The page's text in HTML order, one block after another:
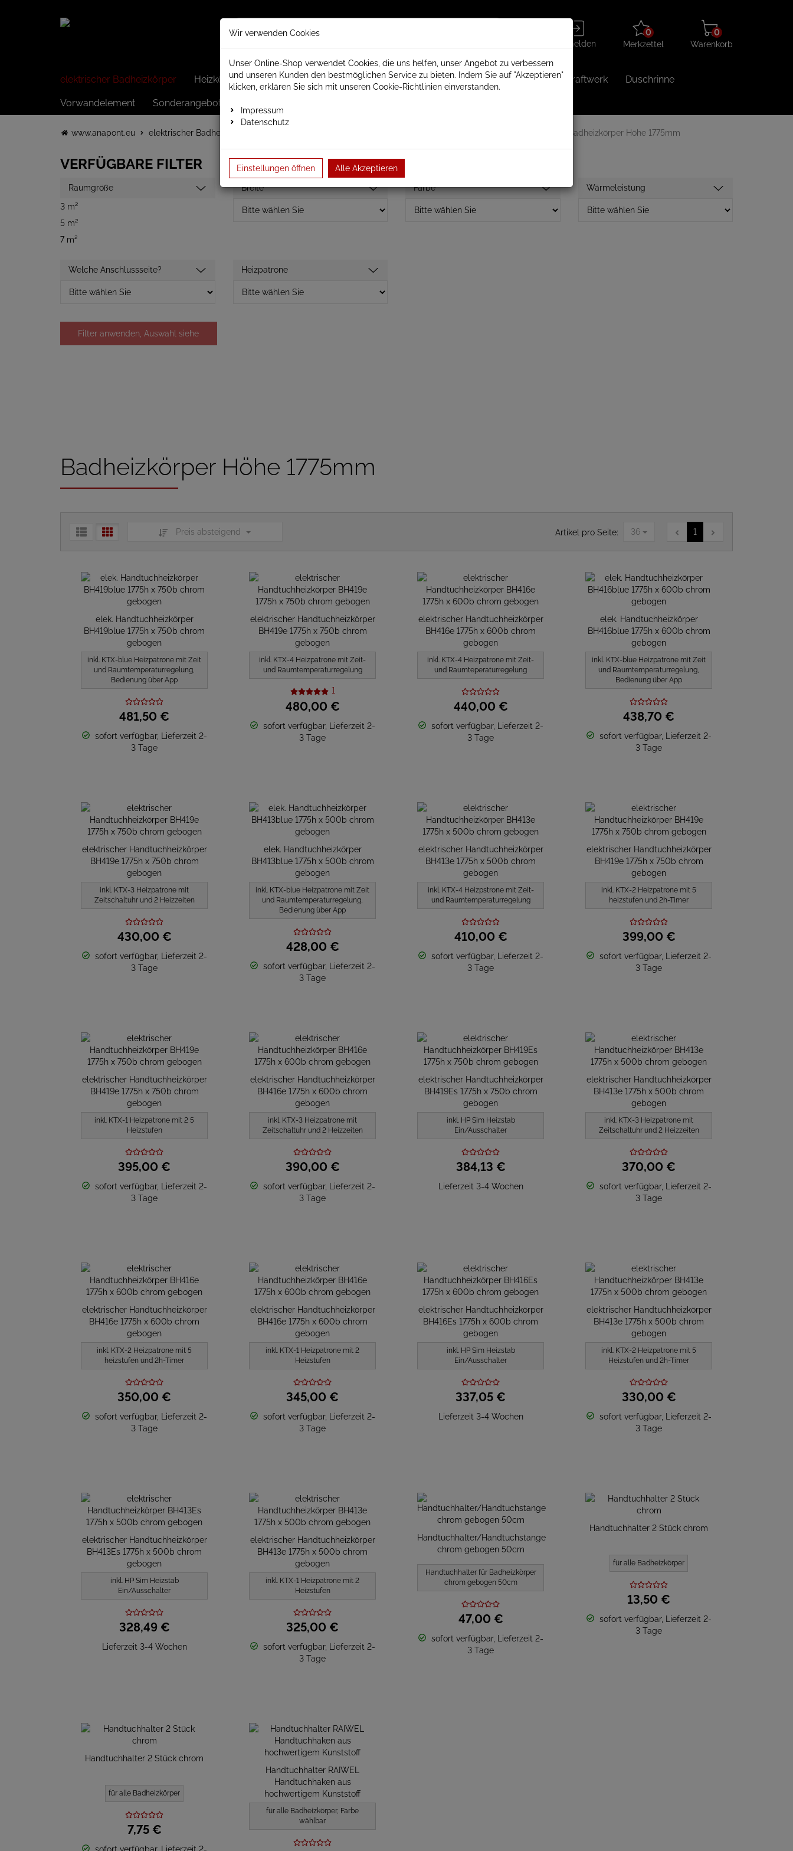
Anmelden
Anmelden
Merkzettel
aufklappen
0
Merkzettel
Warenkorb
aufklappen
0
Warenkorb
elektrischer Badheizkörper Heizkörper elektrisch Schamotte Badheizkörper Heizkörperzubehör Balkonkraftwerk Duschrinne
Vorwandelement Sonderangebote
www.anapont.eu elektrischer Badheizkörper Badheizkörper Höhe 1775mm
VERFÜGBARE FILTER
Raumgröße
3 m²
5 m²
7 m²
Breite Farbe Wärmeleistung
Welche Anschlussseite? Heizpatrone
Filter anwenden, Auswahl siehe
Badheizkörper Höhe 1775mm
Preis absteigend Artikel pro Seite: 36 1
elek. Handtuchheizkörper
BH419blue 1775h x 750b chrom
gebogen
inkl. KTX-blue Heizpatrone mit Zeit
und Raumtemperaturregelung,
Bedienung über App
481,50 €
sofort verfügbar, Lieferzeit 2-
3 Tage
elektrischer Handtuchheizkörper
BH419e 1775h x 750b chrom
gebogen
inkl. KTX-4 Heizpatrone mit Zeit-
und Raumtemperaturregelung
1
480,00 €
sofort verfügbar, Lieferzeit 2-
3 Tage
elektrischer Handtuchheizkörper
BH416e 1775h x 600b chrom
gebogen
inkl. KTX-4 Heizpatrone mit Zeit-
und Raumteperaturregelung
440,00 €
sofort verfügbar, Lieferzeit 2-
3 Tage
elek. Handtuchheizkörper
BH416blue 1775h x 600b chrom
gebogen
inkl. KTX-blue Heizpatrone mit Zeit
und Raumtemperaturregelung,
Bedienung über App
438,70 €
sofort verfügbar, Lieferzeit 2-
3 Tage
elektrischer Handtuchheizkörper
BH419e 1775h x 750b chrom
gebogen
inkl. KTX-3 Heizpatrone mit
Zeitschaltuhr und 2 Heizzeiten
430,00 €
sofort verfügbar, Lieferzeit 2-
3 Tage
elek. Handtuchheizkörper
BH413blue 1775h x 500b chrom
gebogen
inkl. KTX-blue Heizpatrone mit Zeit
und Raumtemperaturregelung,
Bedienung über App
428,00 €
sofort verfügbar, Lieferzeit 2-
3 Tage
elektrischer Handtuchheizkörper
BH413e 1775h x 500b chrom
gebogen
inkl. KTX-4 Heizpstrone mit Zeit-
und Raumtemperaturregelung
410,00 €
sofort verfügbar, Lieferzeit 2-
3 Tage
elektrischer Handtuchheizkörper
BH419e 1775h x 750b chrom
gebogen
inkl. KTX-2 Heizpatrone mit 5
heizstufen und 2h-Timer
399,00 €
sofort verfügbar, Lieferzeit 2-
3 Tage
elektrischer Handtuchheizkörper
BH419e 1775h x 750b chrom
gebogen
inkl. KTX-1 Heizpatrone mit 2 5
Heizstufen
395,00 €
sofort verfügbar, Lieferzeit 2-
3 Tage
elektrischer Handtuchheizkörper
BH416e 1775h x 600b chrom
gebogen
inkl. KTX-3 Heizpatrone mit
Zeitschaltuhr und 2 Heizzeiten
390,00 €
sofort verfügbar, Lieferzeit 2-
3 Tage
elektrischer Handtuchheizkörper
BH419Es 1775h x 750b chrom
gebogen
inkl. HP Sim Heizstab
Ein/Ausschalter
384,13 €
Lieferzeit 3-4 Wochen
elektrischer Handtuchheizkörper
BH413e 1775h x 500b chrom
gebogen
inkl. KTX-3 Heizpatrone mit
Zeitschaltuhr und 2 Heizzeiten
370,00 €
sofort verfügbar, Lieferzeit 2-
3 Tage
elektrischer Handtuchheizkörper
BH416e 1775h x 600b chrom
gebogen
inkl. KTX-2 Heizpatrone mit 5
heizstufen und 2h-Timer
350,00 €
sofort verfügbar, Lieferzeit 2-
3 Tage
elektrischer Handtuchheizkörper
BH416e 1775h x 600b chrom
gebogen
inkl. KTX-1 Heizpatrone mit 2
Heizstufen
345,00 €
sofort verfügbar, Lieferzeit 2-
3 Tage
elektrischer Handtuchheizkörper
BH416Es 1775h x 600b chrom
gebogen
inkl. HP Sim Heizstab
Ein/Ausschalter
337,05 €
Lieferzeit 3-4 Wochen
elektrischer Handtuchheizkörper
BH413e 1775h x 500b chrom
gebogen
inkl. KTX-2 Heizpatrone mit 5
Heizstufen und 2h-Timer
330,00 €
sofort verfügbar, Lieferzeit 2-
3 Tage
elektrischer Handtuchheizkörper
BH413Es 1775h x 500b chrom
gebogen
inkl. HP Sim Heizstab
Ein/Ausschalter
328,49 €
Lieferzeit 3-4 Wochen
elektrischer Handtuchheizkörper
BH413e 1775h x 500b chrom
gebogen
inkl. KTX-1 Heizpatrone mit 2
Heizstufen
325,00 €
sofort verfügbar, Lieferzeit 2-
3 Tage
Handtuchhalter/Handtuchstange
chrom gebogen 50cm
Handtuchhalter für Badheizkörper
chrom gebogen 50cm
47,00 €
sofort verfügbar, Lieferzeit 2-
3 Tage
Handtuchhalter 2 Stück chrom
für alle Badheizkörper
13,50 €
sofort verfügbar, Lieferzeit 2-
3 Tage
Handtuchhalter 2 Stück chrom
für alle Badheizkörper
7,75 €
Handtuchhalter RAIWEL
Handtuchhaken aus
hochwertigem Kunststoff
für alle Badheizkörper, Farbe
wählbar
Wir verwenden Cookies
Unser Online-Shop verwendet Cookies, die uns helfen, unser Angebot zu verbessern
und unseren Kunden den bestmöglichen Service zu bieten. Indem Sie auf "Akzeptieren"
klicken, erklären Sie sich mit unseren Cookie-Richtlinien einverstanden.
Impressum
Datenschutz
Einstellungen öffnen Alle Akzeptieren